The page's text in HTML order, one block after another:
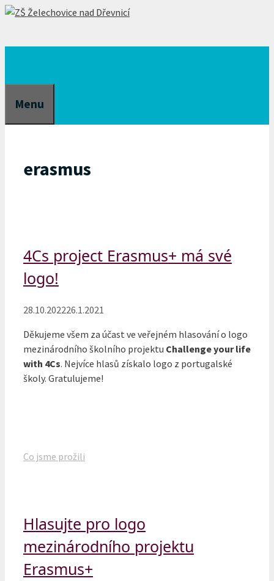
Přeskočit
Menu
erasmus
4Cs project Erasmus+ má své
logo!
28.10.202226.1.2021
Děkujeme všem za účast ve veřejném hlasování o logo
mezinárodního školního projektu Challenge your life
with 4Cs. Nejvíce hlasů získalo logo z portugalské
školy. Gratulujeme!
Rubriky
Co jsme prožili
Hlasujte pro logo
mezinárodního projektu
Erasmus+